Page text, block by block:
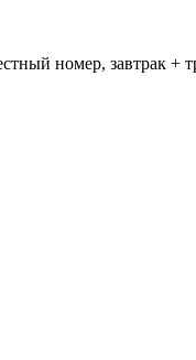
номер, завтрак +